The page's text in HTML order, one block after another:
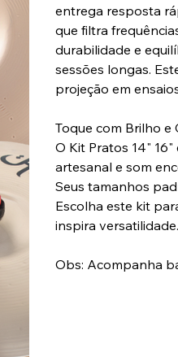
entrega resposta
que filtra
durabilidade e
sessões longas.
projeção em
Toque com Brilho e
O Kit Pratos 14"
artesanal e som
Seus tamanhos
Escolha este kit
inspira versatilidade.
Obs: Acompanha